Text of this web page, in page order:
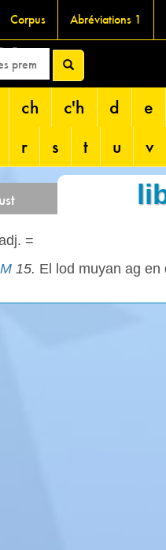
Corpus Abréviations 1
ch c'h d
e
r s t u v
=
15. El lod muyan ag